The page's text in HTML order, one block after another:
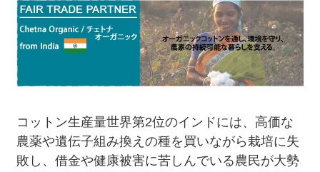
コットン生産量世界第2位のインドには、高価な
農薬や遺伝子組み換えの種を買いながら栽培に失
敗し、借金や健康被害に苦しんでいる農民が大勢